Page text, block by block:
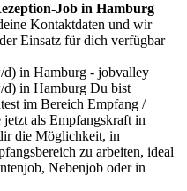
Job in Hamburg
Kontaktdaten und wir
Einsatz für dich verfügbar
in Hamburg - jobvalley
in Hamburg Du bist
im Bereich Empfang /
als Empfangskraft in
die Möglichkeit, in
zu arbeiten, ideal
Nebenjob oder in